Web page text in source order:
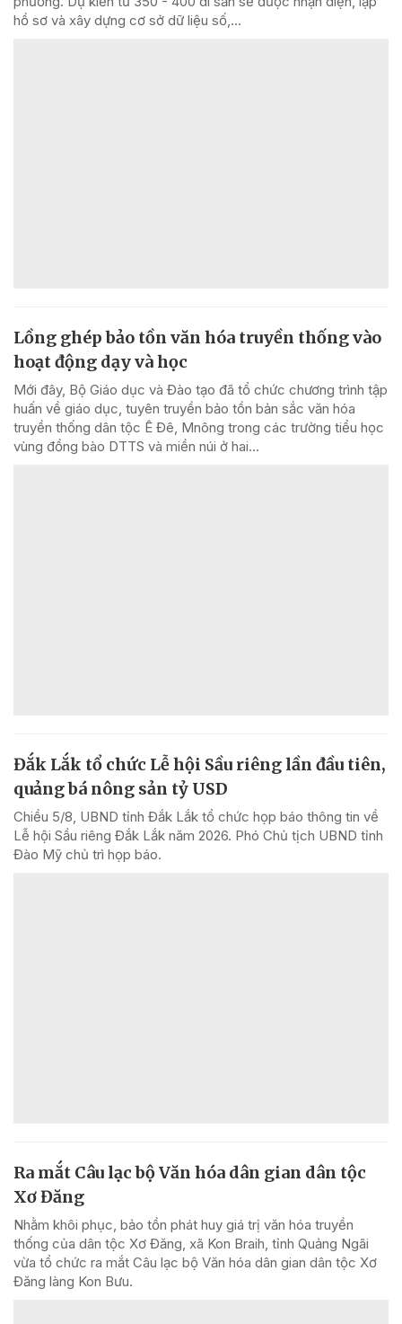
hồ sơ và xây dựng cơ sở dữ liệu số,...
Lồng ghép bảo tồn văn hóa truyền thống vào
hoạt động dạy và học
Mới đây, Bộ Giáo dục và Đào tạo đã tổ chức chương trình tập
huấn về giáo dục, tuyên truyền bảo tồn bản sắc văn hóa
truyền thống dân tộc Ê Đê, Mnông trong các trường tiểu học
vùng đồng bào DTTS và miền núi ở hai...
Đắk Lắk tổ chức Lễ hội Sầu riêng lần đầu tiên,
quảng bá nông sản tỷ USD
Chiều 5/8, UBND tỉnh Đắk Lắk tổ chức họp báo thông tin về
Lễ hội Sầu riêng Đắk Lắk năm 2026. Phó Chủ tịch UBND tỉnh
Đào Mỹ chủ trì họp báo.
Ra mắt Câu lạc bộ Văn hóa dân gian dân tộc
Xơ Đăng
Nhằm khôi phục, bảo tồn phát huy giá trị văn hóa truyền
thống của dân tộc Xơ Đăng, xã Kon Braih, tỉnh Quảng Ngãi
vừa tổ chức ra mắt Câu lạc bộ Văn hóa dân gian dân tộc Xơ
Đăng làng Kon Bưu.